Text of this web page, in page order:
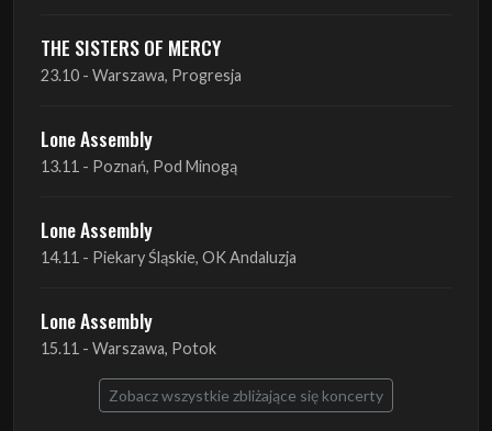
THE SISTERS OF MERCY
23.10 - Warszawa, Progresja
Lone Assembly
13.11 - Poznań, Pod Minogą
Lone Assembly
14.11 - Piekary Śląskie, OK Andaluzja
Lone Assembly
15.11 - Warszawa, Potok
Zobacz wszystkie zbliżające się koncerty